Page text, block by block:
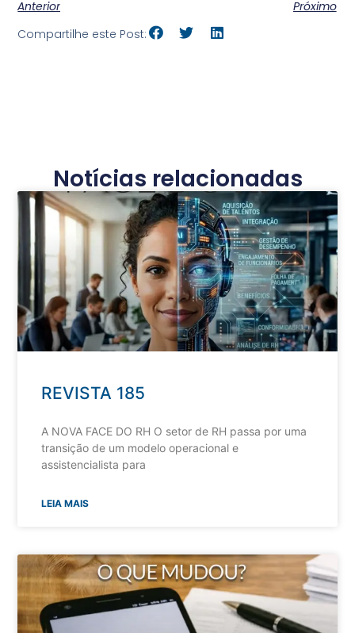
Anterior
Próximo
Compartilhe este Post:
Notícias relacionadas
REVISTA 185
A NOVA FACE DO RH O setor de RH passa por uma
transição de um modelo operacional e
assistencialista para
LEIA MAIS